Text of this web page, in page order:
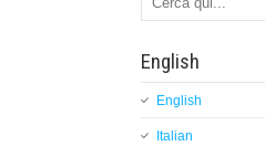
English
English
Italian